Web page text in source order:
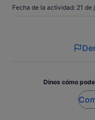
Fecha de la actividad: 21 de
Dinos cómo